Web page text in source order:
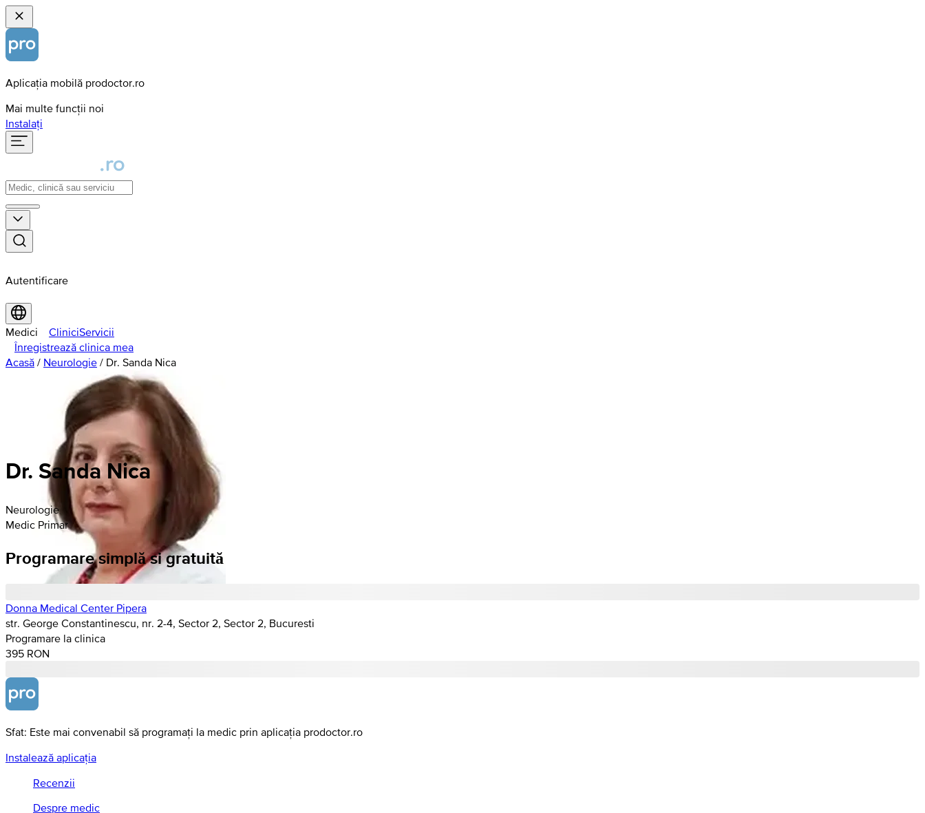
Aplicația mobilă prodoctor.ro
Mai multe funcții noi
Instalați
Autentificare
Medici CliniciServicii
Înregistrează clinica mea
Acasă / Neurologie / Dr. Sanda Nica
Dr. Sanda Nica
Neurologie
Medic Primar
Programare simplă si gratuită
Donna Medical Center Pipera
str. George Constantinescu, nr. 2-4, Sector 2, Sector 2, Bucuresti
Programare la clinica
395 RON
Sfat: Este mai convenabil să programați la medic prin aplicația prodoctor.ro
Instalează aplicația
Recenzii
Despre medic